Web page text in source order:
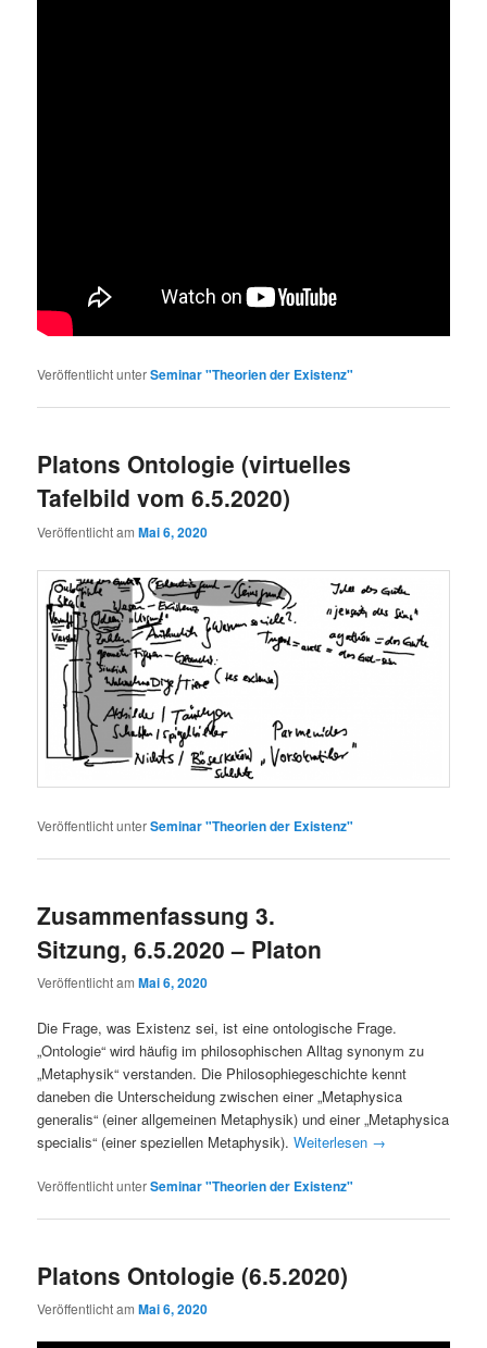
Veröffentlicht unterSeminar "Theorien der Existenz"
Platons Ontologie (virtuelles
Tafelbild vom 6.5.2020)
Veröffentlicht amMai 6, 2020
Veröffentlicht unterSeminar "Theorien der Existenz"
Zusammenfassung 3.
Sitzung, 6.5.2020 – Platon
Veröffentlicht amMai 6, 2020
Die Frage, was Existenz sei, ist eine ontologische Frage.
„Ontologie“ wird häufig im philosophischen Alltag synonym zu
„Metaphysik“ verstanden. Die Philosophiegeschichte kennt
daneben die Unterscheidung zwischen einer „Metaphysica
generalis“ (einer allgemeinen Metaphysik) und einer „Metaphysica
specialis“ (einer speziellen Metaphysik).Weiterlesen →
Veröffentlicht unterSeminar "Theorien der Existenz"
Platons Ontologie (6.5.2020)
Veröffentlicht amMai 6, 2020